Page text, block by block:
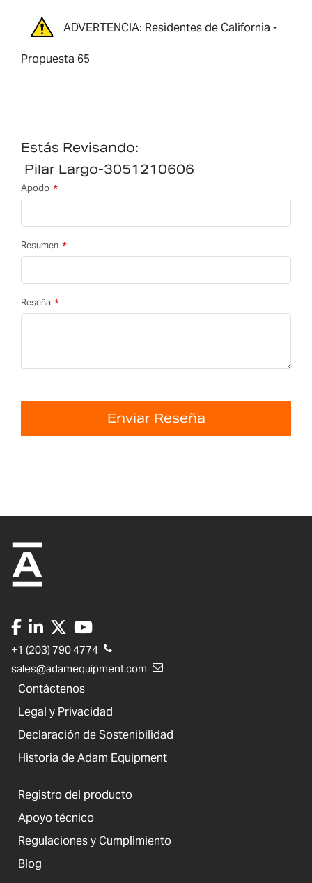
ADVERTENCIA: Residentes de California -
Propuesta 65
Estás Revisando:
Pilar Largo-3051210606
Apodo
Resumen
Reseña
Enviar Reseña
+1 (203) 790 4774
sales@adamequipment.com
Contáctenos
Legal y Privacidad
Declaración de Sostenibilidad
Historia de Adam Equipment
Registro del producto
Apoyo técnico
Regulaciones y Cumplimiento
Blog